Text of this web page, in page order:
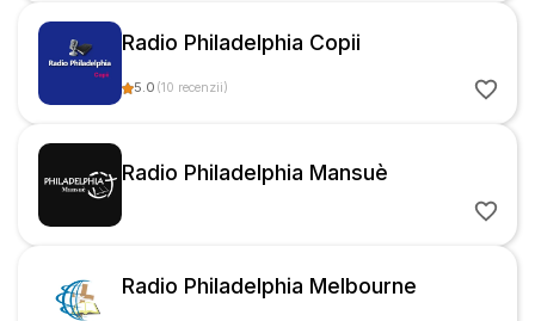
Radio Philadelphia Copii
5.0 (10 recenzii)
Radio Philadelphia Mansuè
Radio Philadelphia Melbourne